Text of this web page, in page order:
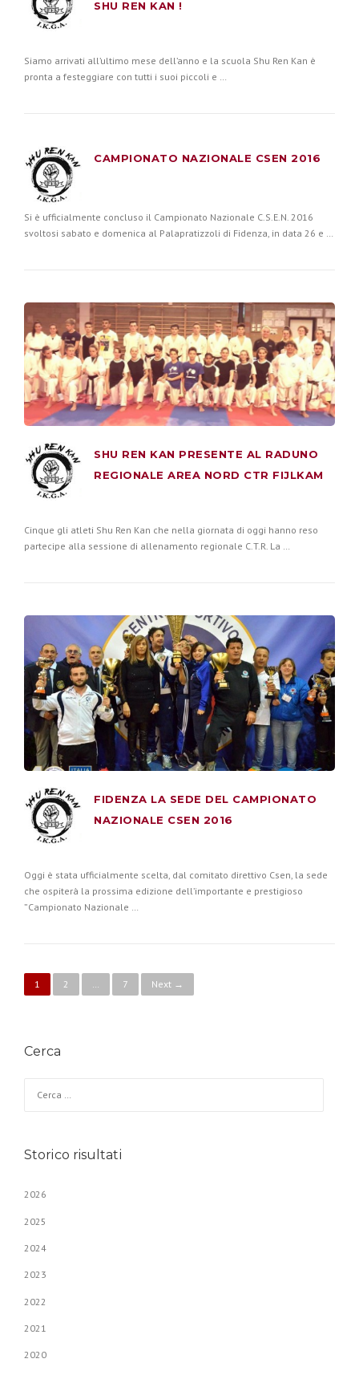
SHU REN KAN !
Siamo arrivati all’ultimo mese dell’anno e la scuola Shu Ren Kan è
pronta a festeggiare con tutti i suoi piccoli e …
CAMPIONATO NAZIONALE CSEN 2016
Si è ufficialmente concluso il Campionato Nazionale C.S.E.N. 2016
svoltosi sabato e domenica al Palapratizzoli di Fidenza, in data 26 e …
SHU REN KAN PRESENTE AL RADUNO
REGIONALE AREA NORD CTR FIJLKAM
Cinque gli atleti Shu Ren Kan che nella giornata di oggi hanno reso
partecipe alla sessione di allenamento regionale C.T.R. La …
FIDENZA LA SEDE DEL CAMPIONATO
NAZIONALE CSEN 2016
Oggi è stata ufficialmente scelta, dal comitato direttivo Csen, la sede
che ospiterà la prossima edizione dell’importante e prestigioso
”Campionato Nazionale …
Posts navigation
1 2 7 Next →
Cerca
Storico risultati
2026
2025
2024
2023
2022
2021
2020